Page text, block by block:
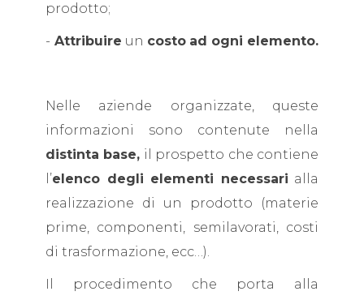
prodotto;
- Attribuire un costo ad ogni elemento.
Nelle aziende organizzate, queste
informazioni sono contenute nella
distinta base, il prospetto che contiene
l’elenco degli elementi necessari alla
realizzazione di un prodotto (materie
prime, componenti, semilavorati, costi
di trasformazione, ecc…).
Il procedimento che porta alla